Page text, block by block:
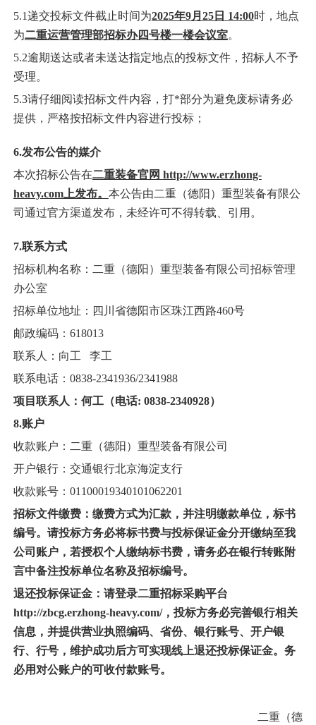
5.1递交投标文件截止时间为2025年9月 25日 14:00时，地点
为二重运营管理部招标办四号楼一楼会议室。
5.2逾期送达或者未送达指定地点的投标文件，招标人不予
受理。
5.3请仔细阅读招标文件内容，打*部分为避免废标请务必
提供，严格按招标文件内容进行投标；
6.发布公告的媒介
本次招标公告在二重装备官网 http://www.erzhong-
heavy.com上发布。 本公告由二重（德阳）重型装备有限公
司通过官方渠道发布，未经许可不得转载、引用。
7.联系方式
招标机构名称：二重（德阳）重型装备有限公司招标管理
办公室
招标单位地址：四川省德阳市区珠江西路460号
邮政编码： 618013
联系人：向工
李工
联系电话： 0838-2341936/2341988
项目 联系人 ： 何工（电话: 0838-2340928）
8.账户
收款账户：二重（德阳）重型装备有限公司
开户银行： 交通银行北京海淀支行
收款账号： 01100019340101062201
招标文件缴费：缴费方式为汇款，并注明缴款单位，标书
编号。请投标方务必将标书费与投标保证金分开缴纳至我
公司账户，若授权个人缴纳标书费，请务必在银行转账附
言中备注投标单位名称及招标编号。
退还投标保证金：请登录二重招标采购平台
http://zbcg.erzhong-heavy.com/，投标方务必完善银行相关
信息，并提供营业执照编码、省份、银行账号、开户银
行、行号，维护成功后方可实现线上退还投标保证金。务
必用对公账户的可收付款账号。
二重（德